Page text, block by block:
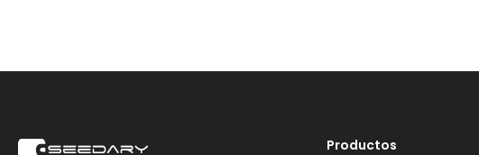
Productos